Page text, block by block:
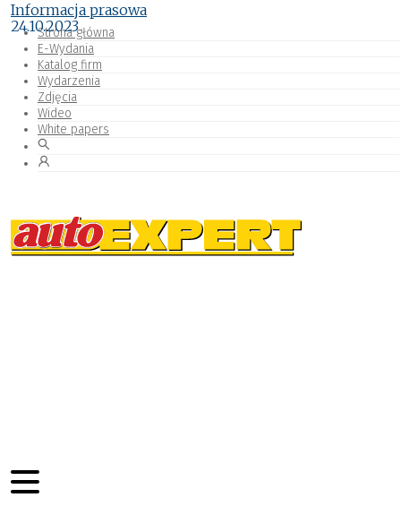
Strona główna
E-Wydania
Katalog firm
Wydarzenia
Zdjęcia
Wideo
White papers
Informacja prasowa
24.10.2023